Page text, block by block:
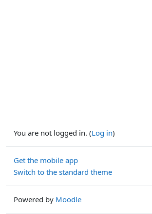
You are not logged in. (Log in)
Get the mobile app
Switch to the standard theme
Powered by Moodle